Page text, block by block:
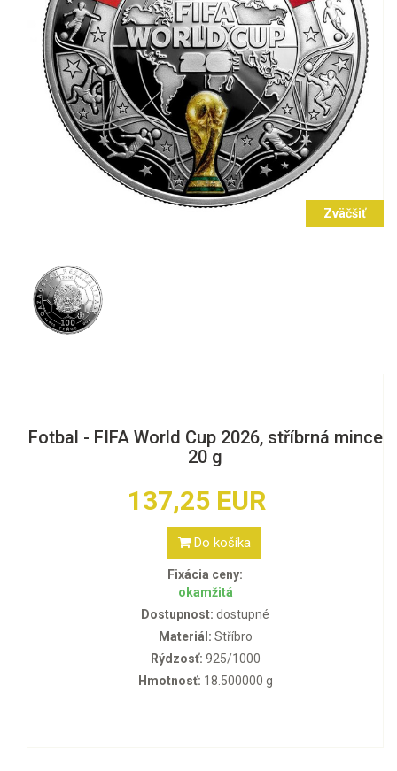
Zväčšiť
Fotbal - FIFA World Cup 2026, stříbrná mince
20 g
137,25 EUR
Do košíka
Fixácia ceny:
okamžitá
Dostupnost: dostupné
Materiál: Stříbro
Rýdzosť: 925/1000
Hmotnosť: 18.500000 g